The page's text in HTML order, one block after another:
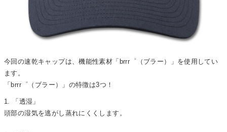
今回の速乾キャップは、機能性素材「brrr゜（ブラー）」を使用してい
ます。
「brrr゜（ブラー）」の特徴は3つ！
1. 「透湿」
頭部の湿気を逃がし蒸れにくくします。